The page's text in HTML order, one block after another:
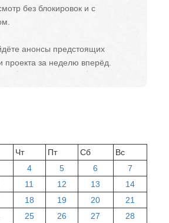
без блокировок и с
анонсы предстоящих
проекта за неделю вперёд.
Чт Пт Сб
Вс
4 5 6
7
11 12 13
14
18 19 20
21
25 26 27
28